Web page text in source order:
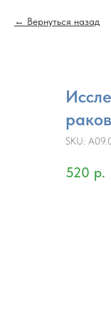
Вернуться назад
SKU:
520 р.